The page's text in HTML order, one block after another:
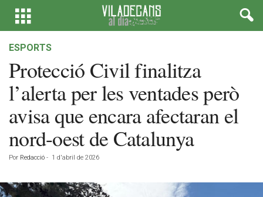
ESPORTS
Protecció Civil finalitza
l’alerta per les ventades però
avisa que encara afectaran el
nord-oest de Catalunya
Por Redacció - 1 d'abril de 2026